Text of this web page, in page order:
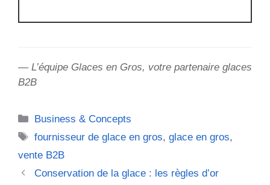
— L’équipe Glaces en Gros, votre partenaire glaces
B2B
Catégories
Business & Concepts
Étiquettes
fournisseur de glace en gros,glace en gros,
vente B2B
Conservation de la glace : les règles d’or